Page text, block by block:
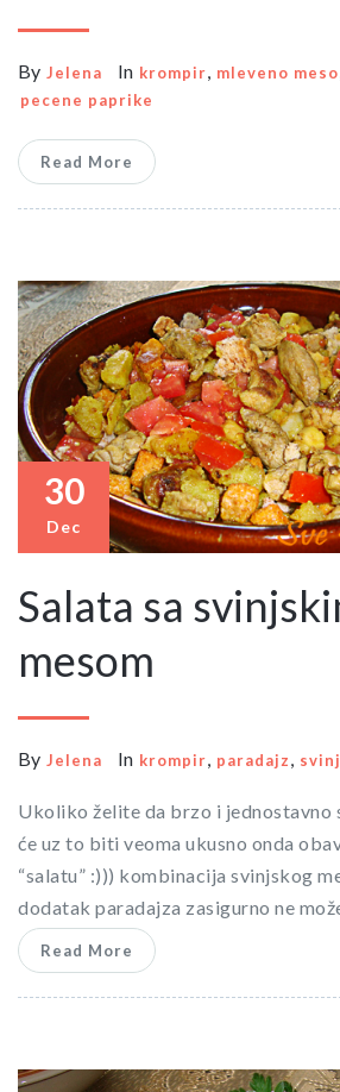
By Jelena In krompir, mleveno meso
pecene paprike
Read More
30
Dec
Salata sa
mesom
By Jelena In krompir, paradajz,
Ukoliko želite da brzo i jednostavno
će uz to biti veoma ukusno onda
“salatu” :))) kombinacija svinjskog
dodatak paradajza zasigurno ne
Read More